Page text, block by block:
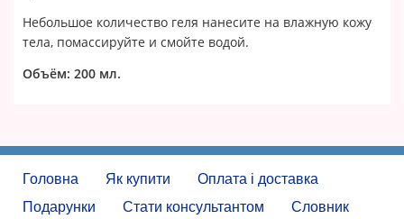
Небольшое количество геля нанесите на влажную кожу
тела, помассируйте и смойте водой.
Объём: 200 мл.
Головна Як купити
Оплата і доставка
Подарунки
Стати консультантом Словник